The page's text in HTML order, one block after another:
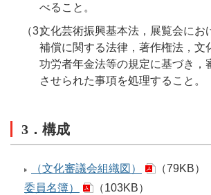
べること。
（3）文化芸術振興基本法，展覧会にお
補償に関する法律，著作権法，文
功労者年金法等の規定に基づき，
させられた事項を処理すること。
3．構成
（文化審議会組織図） （79KB）
委員名簿）
（103KB）